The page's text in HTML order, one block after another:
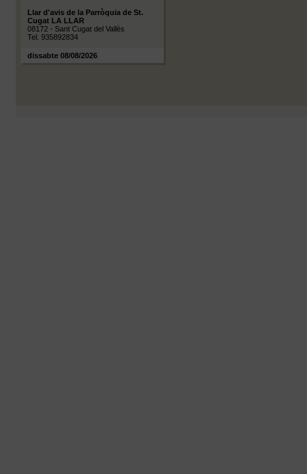
Llar d'avis de la Parròquia de St.
Cugat LA LLAR
08172 - Sant Cugat del Vallès
Tel. 935892834
dissabte 08/08/2026